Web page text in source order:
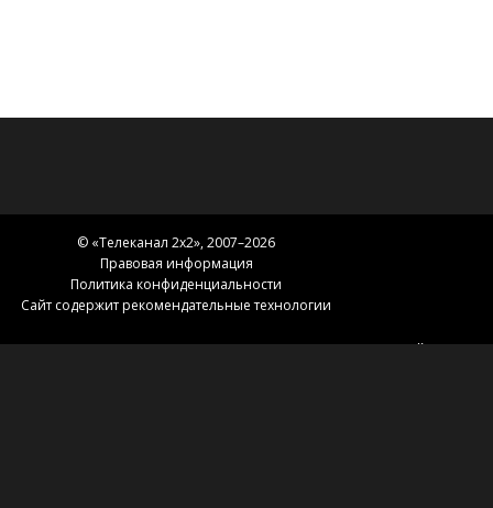
© «Телеканал 2x2», 2007–2026
Правовая информация
Политика конфиденциальности
Сайт содержит рекомендательные технологии
Главная Телепрограмма Сериалы
Карта сайта